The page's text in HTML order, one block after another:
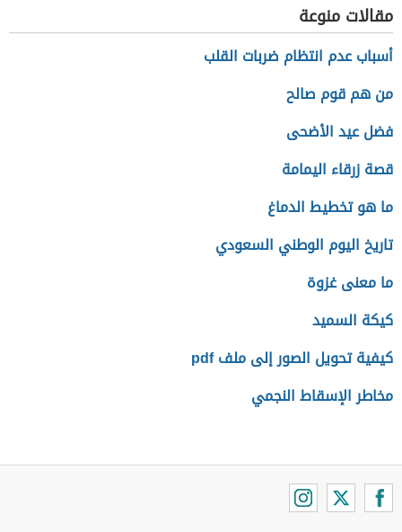
مقالات منوعة
أسباب عدم انتظام ضربات القلب
من هم قوم صالح
فضل عيد الأضحى
قصة زرقاء اليمامة
ما هو تخطيط الدماغ
تاريخ اليوم الوطني السعودي
ما معنى غزوة
كيكة السميد
كيفية تحويل الصور إلى ملف pdf
مخاطر الإسقاط النجمي